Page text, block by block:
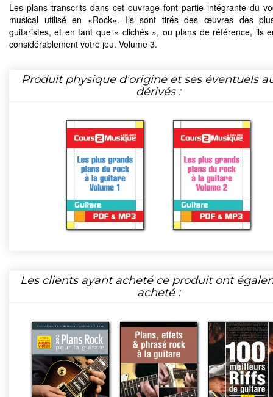
Les plans transcrits dans cet ouvrage font partie intégrante du
musical utilisé en «Rock». Ils sont tirés des œuvres des
guitaristes, et en tant que « clichés », ou plans de référence, ils
considérablement votre jeu. Volume 3.
Produit physique d'origine et ses éventuels
dérivés :
Les clients ayant acheté ce produit ont
acheté :